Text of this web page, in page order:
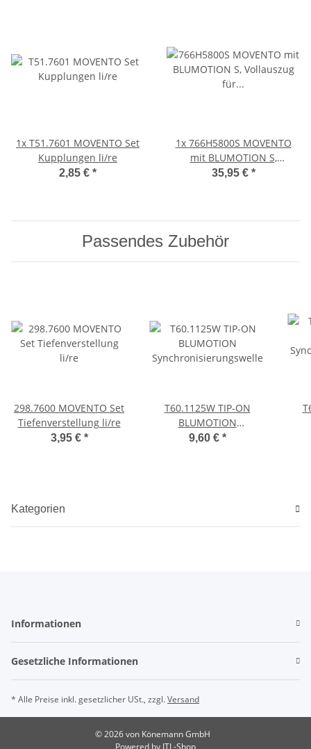
1x T51.7601 MOVENTO Set
Kupplungen li/re
2,85 € *
1x 766H5800S MOVENTO
mit BLUMOTION S,
Vollauszug für
35,95 € *
Passendes Zubehör
298.7600 MOVENTO Set
Tiefenverstellung li/re
3,95 € *
T60.1125W TIP-ON
BLUMOTION
Synchronisierungswelle
9,60 € *
Kategorien
Informationen
Gesetzliche Informationen
* Alle Preise inkl. gesetzlicher USt., zzgl.Versand
© 2026 von Könemann GmbH
Powered by JTL-Shop